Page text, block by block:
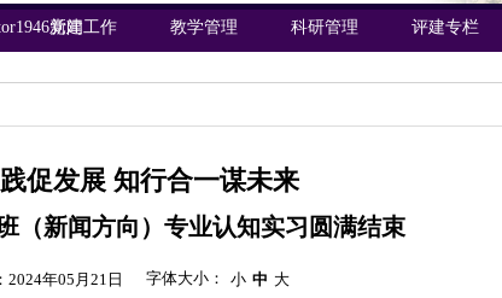
新闻
党建工作 教学管理 科研管理 评建专栏
促发展 知行合一谋未来
新闻方向）专业认知实习圆满结束
2024年05月21日 字体大小： 小 中 大